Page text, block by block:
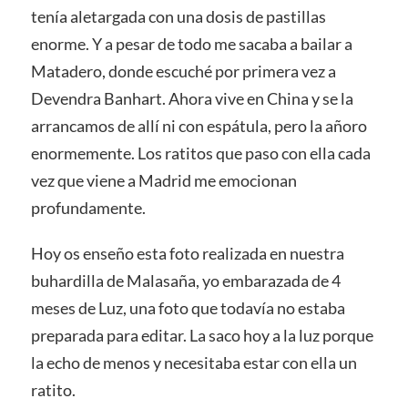
tenía aletargada con una dosis de pastillas
enorme. Y a pesar de todo me sacaba a bailar a
Matadero, donde escuché por primera vez a
Devendra Banhart. Ahora vive en China y se la
arrancamos de allí ni con espátula, pero la añoro
enormemente. Los ratitos que paso con ella cada
vez que viene a Madrid me emocionan
profundamente.
Hoy os enseño esta foto realizada en nuestra
buhardilla de Malasaña, yo embarazada de 4
meses de Luz, una foto que todavía no estaba
preparada para editar. La saco hoy a la luz porque
la echo de menos y necesitaba estar con ella un
ratito.